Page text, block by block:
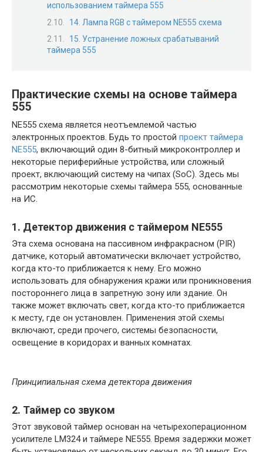
использованием таймера 555
14. Лампа RGB с таймером NE555 схема
15. Устранение ложных срабатываний
таймера 555
Практические схемы на основе таймера
555
NE555 схема является неотъемлемой частью
электронных проектов. Будь то простой проект таймера
NE555, включающий один 8-битный микроконтроллер и
некоторые периферийные устройства, или сложный
проект, включающий систему на чипах (SoC). Здесь мы
рассмотрим некоторые схемы таймера 555, основанные
на ИС.
1. Детектор движения с таймером NE555
Эта схема основана на пассивном инфракрасном (PIR)
датчике, который автоматически включает устройство,
когда кто-то приближается к нему. Его можно
использовать для обнаружения кражи или проникновения
постороннего лица в запретную зону или здание. Он
также может включать свет, когда кто-то приближается
к месту, где он установлен. Применения этой схемы
включают, среди прочего, системы безопасности,
освещение в коридорах и ванных комнатах.
Принципиальная схема детектора движения
2. Таймер со звуком
Этот звуковой таймер основан на четырехоперационном
усилителе LM324 и таймере NE555. Время задержки может